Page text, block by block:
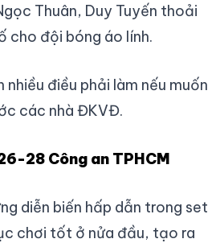
Thuân, Duy Tuyến thoải
cho đội bóng áo lính.
nhiều điều phải làm nếu muốn
các nhà ĐKVĐ.
28 Công an TPHCM
diễn biến hấp dẫn trong set
chơi tốt ở nửa đầu, tạo ra